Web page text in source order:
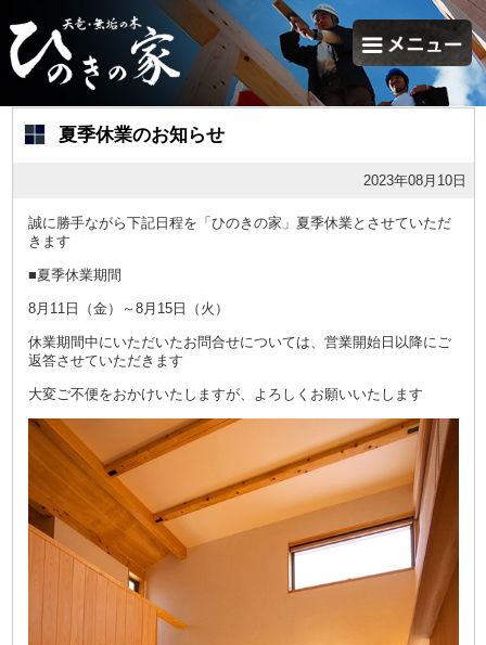
夏季休業のお知らせ
2023年08月10日
誠に勝手ながら下記日程を「ひのきの家」夏季休業とさせていただ
きます
■夏季休業期間
8月11日（金）～8月15日（火）
休業期間中にいただいたお問合せについては、営業開始日以降にご
返答させていただきます
大変ご不便をおかけいたしますが、よろしくお願いいたします